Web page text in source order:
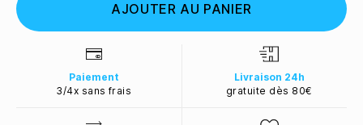
AJOUTER AU PANIER
Paiement
3/4x sans frais
Livraison 24h
gratuite dès 80€